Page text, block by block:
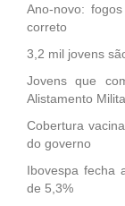
Ano-novo:
correto
3,2 mil jovens
Jovens que
Alistamento
Cobertura
do governo
Ibovespa fecha
de 5,3%